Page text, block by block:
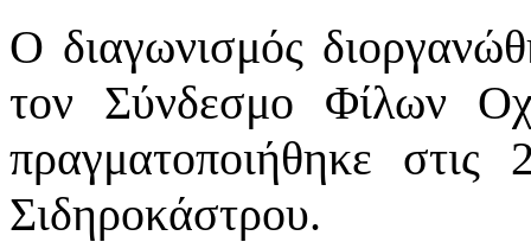
Ο διαγωνισμός
τον Σύνδεσμο Φίλων
πραγματοποιήθηκε
Σιδηροκάστρου.